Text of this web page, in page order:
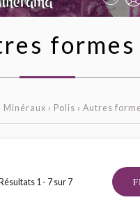
formes
Minéraux › Polis › Autres
1 - 7 sur 7